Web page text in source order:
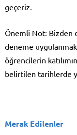
geçeriz.
Önemli Not: Bizden
deneme
öğrencilerin
belirtilen tarihlerde
Merak Edilenler